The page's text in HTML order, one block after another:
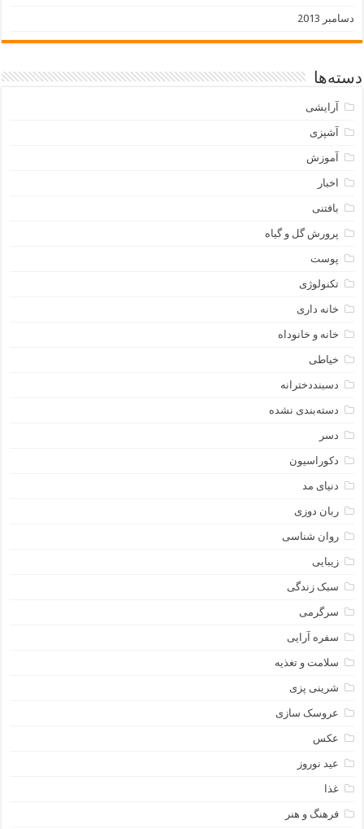
دسامبر 2013
دسته‌ها
آرایشی
آشپزی
آموزش
اخبار
بافتنی
پرورش گل و گیاه
پوست
تکنولوژی
خانه داری
خانه و خانوداه
خیاطی
دسبنددخترانه
دسته‌بندی نشده
دسر
دکوراسیون
دنیای مد
ربان دوزی
روان شناسی
زیبایی
سبک زندگی
سرگرمی
سفره آرایی
سلامت و تغذیه
شرینی پزی
عروسک سازی
عکس
عید نوروز
غذا
فرهنگ و هنر